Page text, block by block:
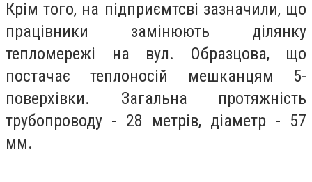
Крім того, на підприємтсві зазначили, що
працівники замінюють ділянку
тепломережі на вул. Образцова, що
постачає теплоносій мешканцям 5-
поверхівки. Загальна протяжність
трубопроводу - 28 метрів, діаметр - 57
мм.